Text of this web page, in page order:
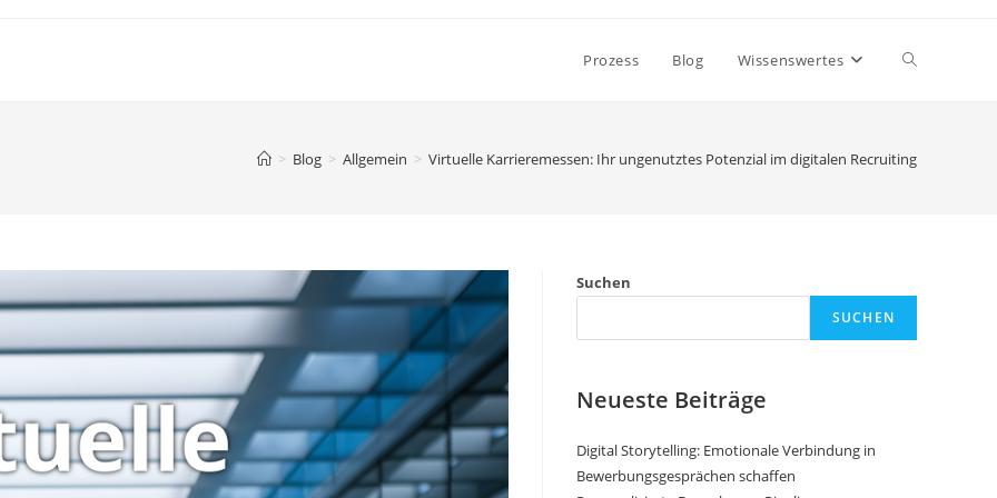
Prozess Blog Wissenswertes Toggle
> Blog > Allgemein > Virtuelle Karrieremessen: Ihr ungenutztes Potenzial im digitalen Recruiting
Suchen
SUCHEN
Neueste Beiträge
Digital Storytelling: Emotionale Verbindung in
Bewerbungsgesprächen schaffen